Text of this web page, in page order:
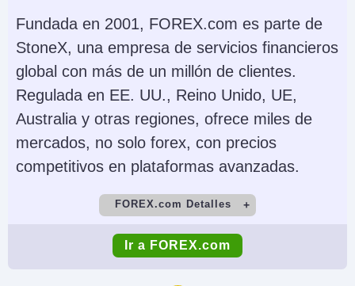
Fundada en 2001, FOREX.com es parte de
StoneX, una empresa de servicios financieros
global con más de un millón de clientes.
Regulada en EE. UU., Reino Unido, UE,
Australia y otras regiones, ofrece miles de
mercados, no solo forex, con precios
competitivos en plataformas avanzadas.
FOREX.com Detalles
Cuenta Demo Depósito Mínimo
Ir a FOREX.com